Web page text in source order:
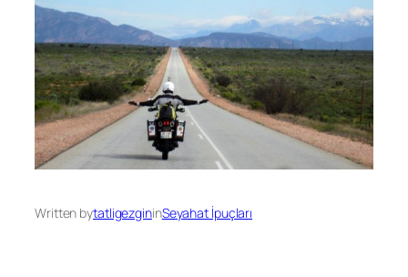
Written bytatligezgininSeyahat İpuçları